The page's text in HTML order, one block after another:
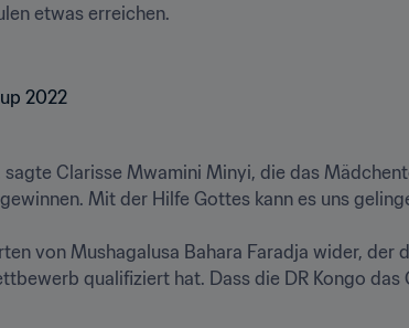
etwas erreichen.
sagte Clarisse Mwamini Minyi, die das
Mit der Hilfe Gottes kann es uns
von Mushagalusa Bahara Faradja wider, der
qualifiziert hat. Dass die DR Kongo